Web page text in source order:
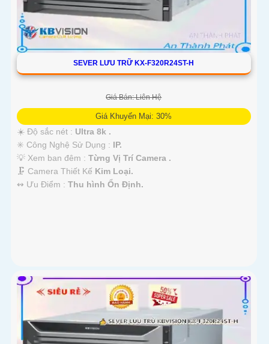
SEVER LƯU TRỮ KX-F320R24ST-H
Giá Bán: Liên Hệ
Giá Khuyến Mại: 30%
☀️ Độ sắc nét : Ultra 8k .
✳️ Công Nghệ Sử Dụng : IP.
💡 Xem ban đêm : Từng Vị Trí Camera .
🗜️ Camera Thiết Kế Kim Loại.
️↭ Ưu Điểm : Thu hình Ổn Định.